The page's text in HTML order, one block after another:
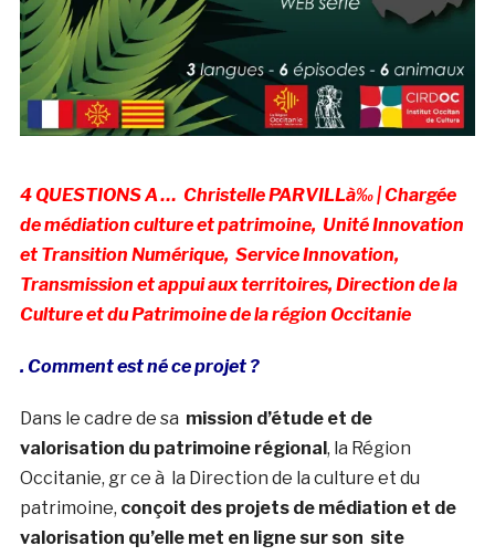
4 QUESTIONS A … Christelle PARVILLà‰ | Chargée
de médiation culture et patrimoine, Unité Innovation
et Transition Numérique, Service Innovation,
Transmission et appui aux territoires, Direction de la
Culture et du Patrimoine de la région Occitanie
. Comment est né ce projet ?
Dans le cadre de sa mission d’étude et de
valorisation du patrimoine régional , la Région
Occitanie, gr ce à la Direction de la culture et du
patrimoine, conçoit des projets de médiation et de
valorisation qu’elle met en ligne sur son site